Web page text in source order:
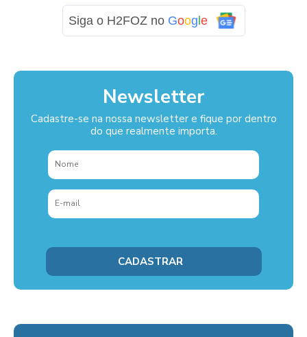
Siga o H2FOZ no Goog e
Newsletter
Cadastre-se na nossa newsletter e fique por dentro
do que realmente importa.